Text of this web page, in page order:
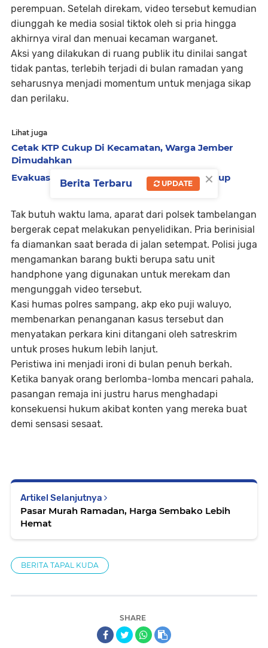
perempuan. Setelah direkam, video tersebut kemudian
diunggah ke media sosial tiktok oleh si pria hingga
akhirnya viral dan menuai kecaman warganet.
Aksi yang dilakukan di ruang publik itu dinilai sangat
tidak pantas, terlebih terjadi di bulan ramadan yang
seharusnya menjadi momentum untuk menjaga sikap
dan perilaku.
Lihat juga
Cetak KTP Cukup Di Kecamatan, Warga Jember
Dimudahkan
Evakuasi Pendaki Piramid Tuntas, SAR Ditutup
Tak butuh waktu lama, aparat dari polsek tambelangan
bergerak cepat melakukan penyelidikan. Pria berinisial
fa diamankan saat berada di jalan setempat. Polisi juga
mengamankan barang bukti berupa satu unit
handphone yang digunakan untuk merekam dan
mengunggah video tersebut.
Kasi humas polres sampang, akp eko puji waluyo,
membenarkan penanganan kasus tersebut dan
menyatakan perkara kini ditangani oleh satreskrim
untuk proses hukum lebih lanjut.
Peristiwa ini menjadi ironi di bulan penuh berkah.
Ketika banyak orang berlomba-lomba mencari pahala,
pasangan remaja ini justru harus menghadapi
konsekuensi hukum akibat konten yang mereka buat
demi sensasi sesaat.
Artikel Selanjutnya
Pasar Murah Ramadan, Harga Sembako Lebih
Hemat
BERITA TAPAL KUDA
SHARE
×
Berita Terbaru UPDATE